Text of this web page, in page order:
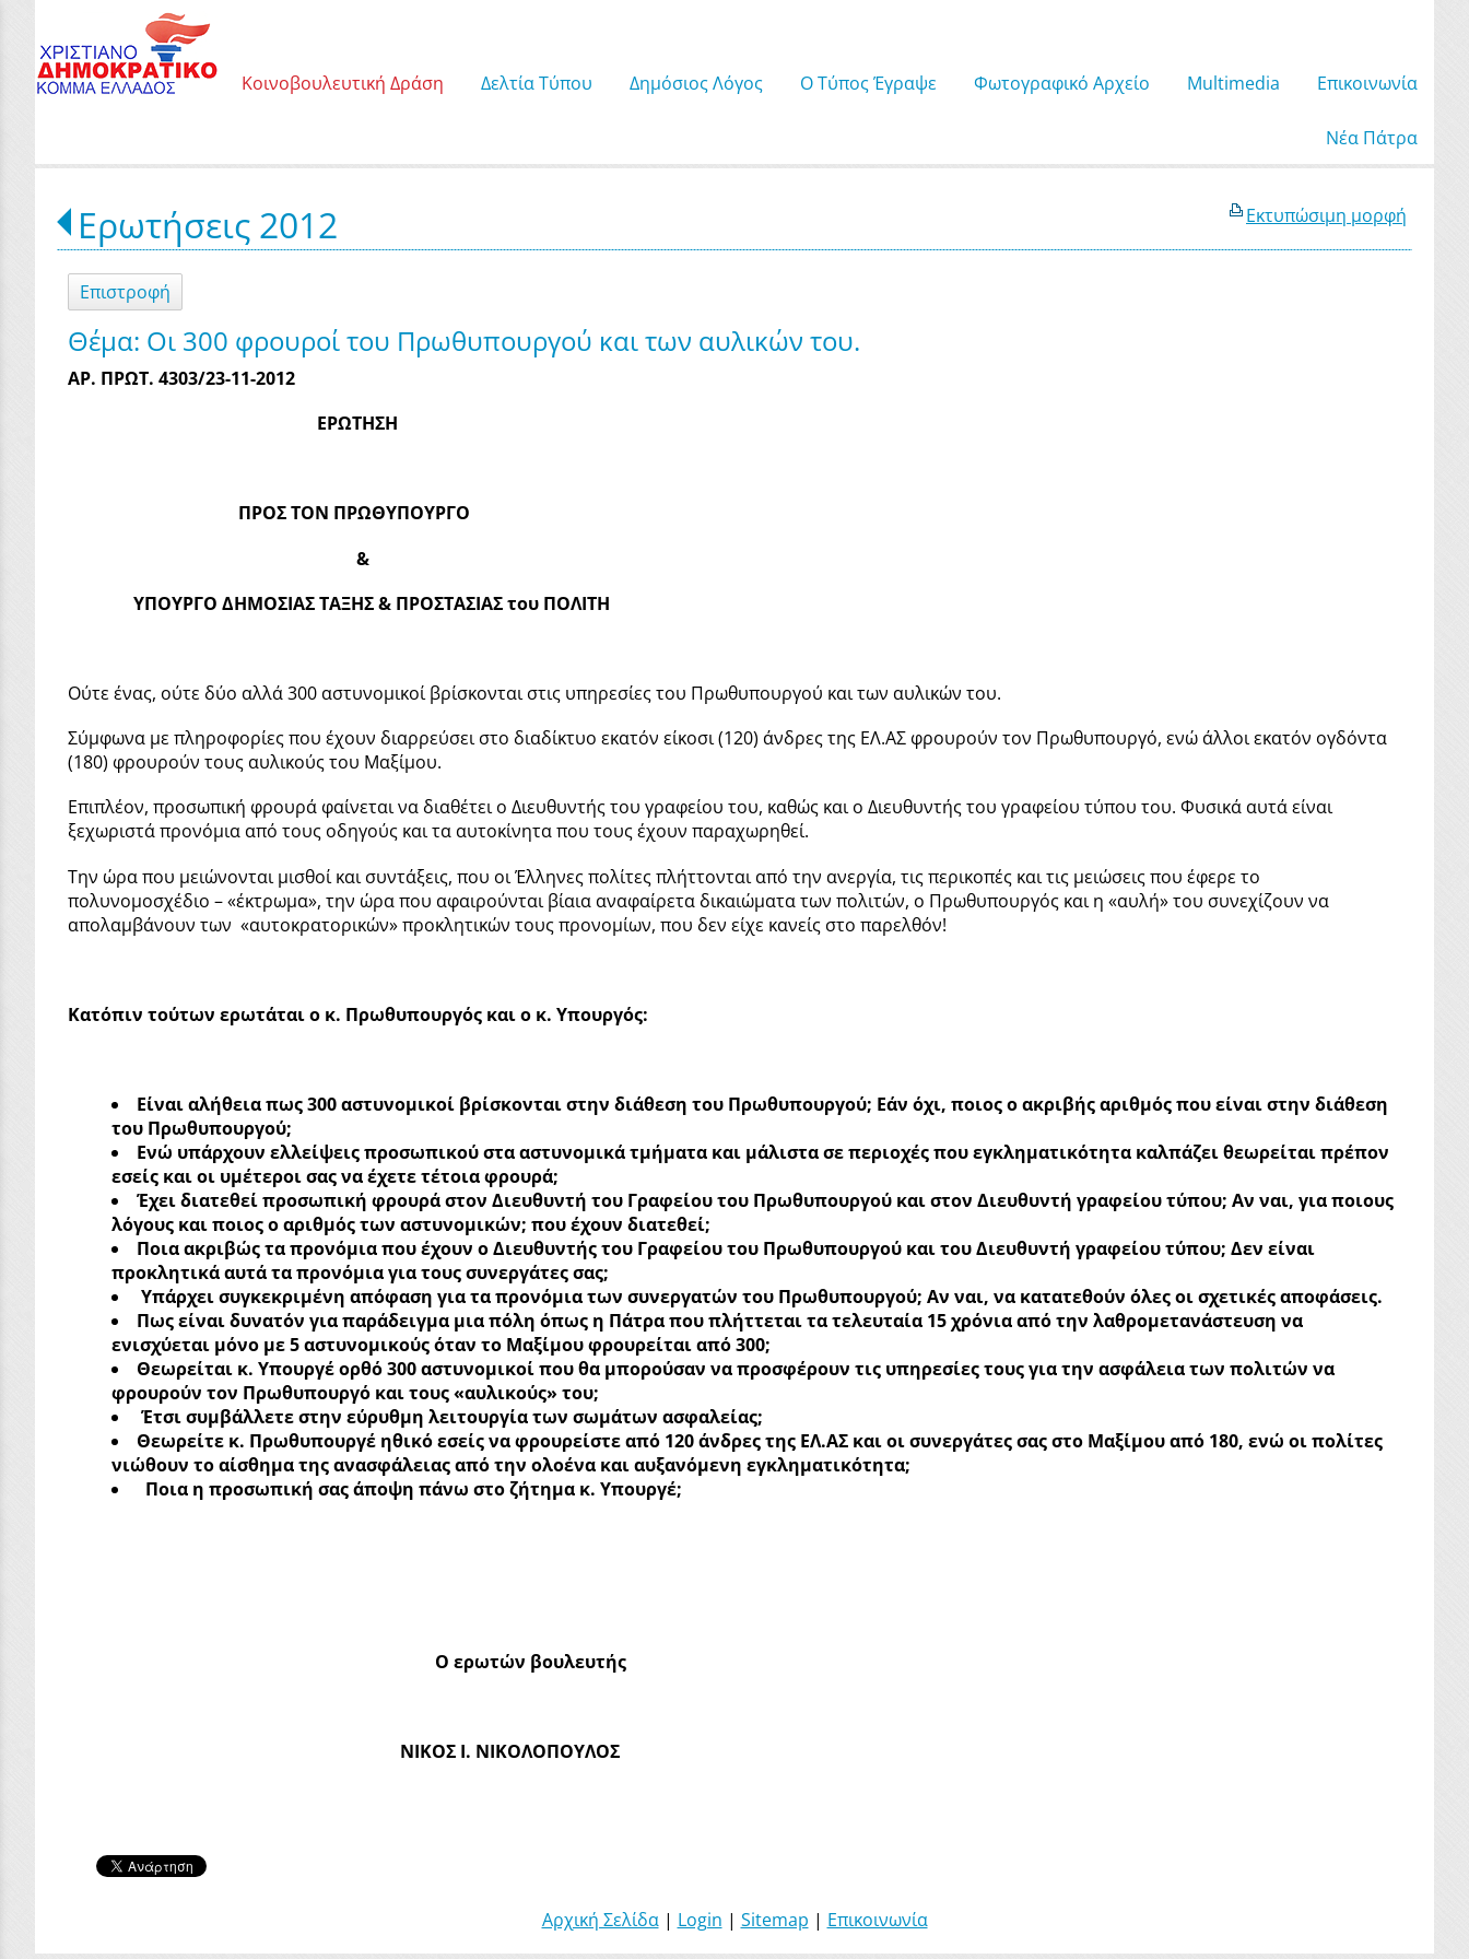
Κοινοβουλευτική Δράση Δελτία Τύπου Δημόσιος Λόγος Ο Τύπος Έγραψε Φωτογραφικό Αρχείο Μultimedia Επικοινωνία
Νέα Πάτρα
Εκτυπώσιμη μορφή
Ερωτήσεις 2012
Επιστροφή
Θέμα: Οι 300 φρουροί του Πρωθυπουργού και των αυλικών του.
ΑΡ. ΠΡΩΤ. 4303/23-11-2012
ΕΡΩΤΗΣΗ
ΠΡΟΣ ΤΟΝ ΠΡΩΘΥΠΟΥΡΓΟ
&
ΥΠΟΥΡΓΟ ΔΗΜΟΣΙΑΣ ΤΑΞΗΣ & ΠΡΟΣΤΑΣΙΑΣ του ΠΟΛΙΤΗ
Ούτε ένας, ούτε δύο αλλά 300 αστυνομικοί βρίσκονται στις υπηρεσίες του Πρωθυπουργού και των αυλικών του.
Σύμφωνα με πληροφορίες που έχουν διαρρεύσει στο διαδίκτυο εκατόν είκοσι (120) άνδρες της ΕΛ.ΑΣ φρουρούν τον Πρωθυπουργό, ενώ άλλοι εκατόν ογδόντα
(180) φρουρούν τους αυλικούς του Μαξίμου.
Επιπλέον, προσωπική φρουρά φαίνεται να διαθέτει ο Διευθυντής του γραφείου του, καθώς και ο Διευθυντής του γραφείου τύπου του. Φυσικά αυτά είναι
ξεχωριστά προνόμια από τους οδηγούς και τα αυτοκίνητα που τους έχουν παραχωρηθεί.
Την ώρα που μειώνονται μισθοί και συντάξεις, που οι Έλληνες πολίτες πλήττονται από την ανεργία, τις περικοπές και τις μειώσεις που έφερε το
πολυνομοσχέδιο – «έκτρωμα», την ώρα που αφαιρούνται βίαια αναφαίρετα δικαιώματα των πολιτών, ο Πρωθυπουργός και η «αυλή» του συνεχίζουν να
απολαμβάνουν των «αυτοκρατορικών» προκλητικών τους προνομίων, που δεν είχε κανείς στο παρελθόν!
Κατόπιν τούτων ερωτάται ο κ. Πρωθυπουργός και ο κ. Υπουργός:
Είναι αλήθεια πως 300 αστυνομικοί βρίσκονται στην διάθεση του Πρωθυπουργού; Εάν όχι, ποιος ο ακριβής αριθμός που είναι στην διάθεση
του Πρωθυπουργού;
Ενώ υπάρχουν ελλείψεις προσωπικού στα αστυνομικά τμήματα και μάλιστα σε περιοχές που εγκληματικότητα καλπάζει θεωρείται πρέπον
εσείς και οι υμέτεροι σας να έχετε τέτοια φρουρά;
Έχει διατεθεί προσωπική φρουρά στον Διευθυντή του Γραφείου του Πρωθυπουργού και στον Διευθυντή γραφείου τύπου; Αν ναι, για ποιους
λόγους και ποιος ο αριθμός των αστυνομικών; που έχουν διατεθεί;
Ποια ακριβώς τα προνόμια που έχουν ο Διευθυντής του Γραφείου του Πρωθυπουργού και του Διευθυντή γραφείου τύπου; Δεν είναι
προκλητικά αυτά τα προνόμια για τους συνεργάτες σας;
Υπάρχει συγκεκριμένη απόφαση για τα προνόμια των συνεργατών του Πρωθυπουργού; Αν ναι, να κατατεθούν όλες οι σχετικές αποφάσεις.
Πως είναι δυνατόν για παράδειγμα μια πόλη όπως η Πάτρα που πλήττεται τα τελευταία 15 χρόνια από την λαθρομετανάστευση να
ενισχύεται μόνο με 5 αστυνομικούς όταν το Μαξίμου φρουρείται από 300;
Θεωρείται κ. Υπουργέ ορθό 300 αστυνομικοί που θα μπορούσαν να προσφέρουν τις υπηρεσίες τους για την ασφάλεια των πολιτών να
φρουρούν τον Πρωθυπουργό και τους «αυλικούς» του;
Έτσι συμβάλλετε στην εύρυθμη λειτουργία των σωμάτων ασφαλείας;
Θεωρείτε κ. Πρωθυπουργέ ηθικό εσείς να φρουρείστε από 120 άνδρες της ΕΛ.ΑΣ και οι συνεργάτες σας στο Μαξίμου από 180, ενώ οι πολίτες
νιώθουν το αίσθημα της ανασφάλειας από την ολοένα και αυξανόμενη εγκληματικότητα;
Ποια η προσωπική σας άποψη πάνω στο ζήτημα κ. Υπουργέ;
Ο ερωτών βουλευτής
ΝΙΚΟΣ Ι. ΝΙΚΟΛΟΠΟΥΛΟΣ
Αρχική Σελίδα| Login | Sitemap | Επικοινωνία